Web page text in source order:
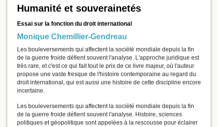
Humanité et souverainetés
Essai sur la fonction du droit international
Monique Chemillier-Gendreau
Les bouleversements qui affectent la société mondiale depuis la fin
de la guerre froide défient souvent l'analyse. L'approche juridique est
très rare, et c'est ce qui fait tout le prix de ce livre majeur, où l'auteur
propose une vaste fresque de l'histoire contemporaine au regard du
droit international, qui est aussi une histoire de cette discipline encore
incertaine.
Les bouleversements qui affectent la société mondiale depuis la fin
de la guerre froide défient souvent l'analyse. Histoire, sciences
politiques et géopolitique sont appelées à la rescousse pour éclairer